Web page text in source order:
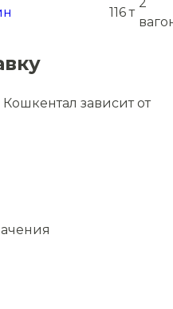
116 т
зависит от